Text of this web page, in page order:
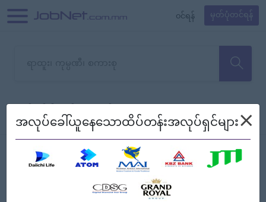
၀င်ရန် မှတ်ပုံတင်ရန်
သော အလုပ်မရှိသေးပါ။
စစ်ရန် စဉ်၍ကြည့်မည်
Myanmar
အလုပ်ခေါ်ယူနေသောထိပ်တန်းအလုပ်ရှင်များ×